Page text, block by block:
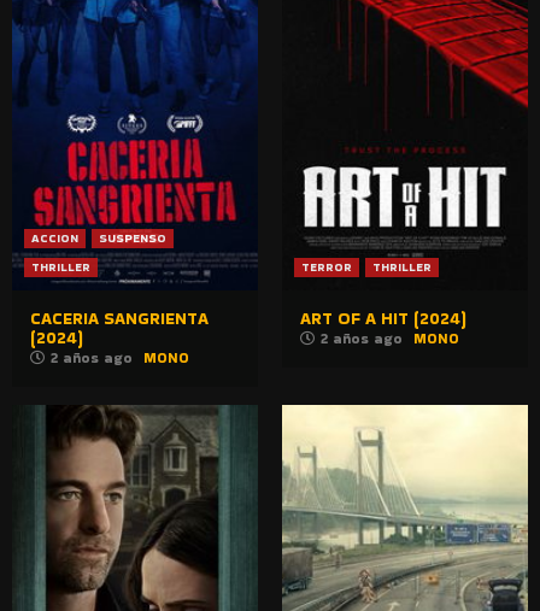
ACCION
SUSPENSO
THRILLER
CACERIA SANGRIENTA
(2024)
2 años ago MONO
TERROR THRILLER
ART OF A HIT (2024)
2 años ago MONO